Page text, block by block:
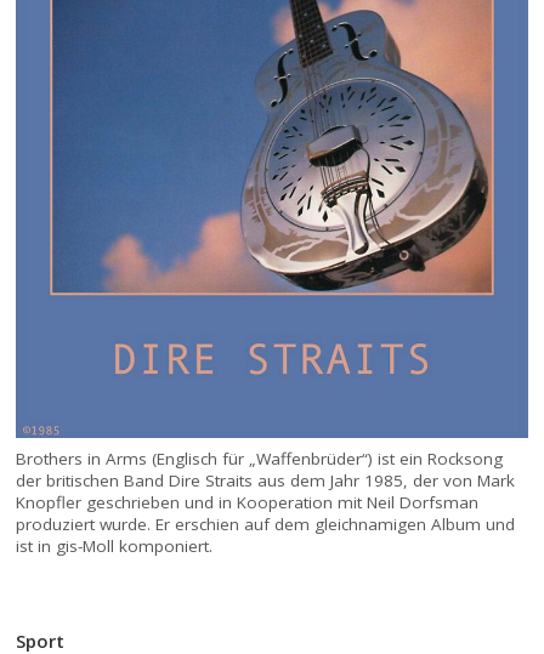
Brothers in Arms (Englisch für „Waffenbrüder“) ist ein Rocksong
der britischen Band Dire Straits aus dem Jahr 1985, der von Mark
Knopfler geschrieben und in Kooperation mit Neil Dorfsman
produziert wurde. Er erschien auf dem gleichnamigen Album und
ist in gis-Moll komponiert.
Sport